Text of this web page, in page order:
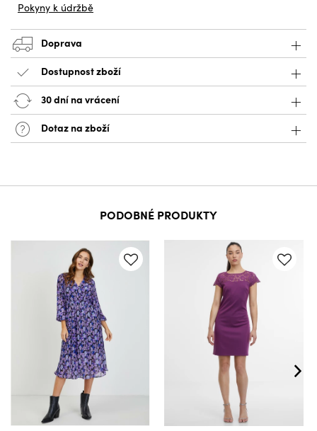
Pokyny k údržbě
Doprava
Dostupnost zboží
30 dní na vrácení
Dotaz na zboží
PODOBNÉ PRODUKTY